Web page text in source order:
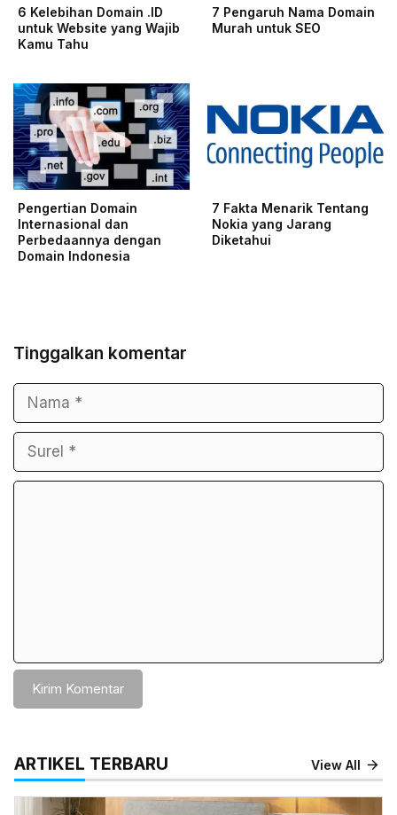
6 Kelebihan Domain .ID
untuk Website yang Wajib
Kamu Tahu
7 Pengaruh Nama Domain
Murah untuk SEO
Pengertian Domain
Internasional dan
Perbedaannya dengan
Domain Indonesia
7 Fakta Menarik Tentang
Nokia yang Jarang
Diketahui
Tinggalkan komentar
Nama
Surel
Komentar
ARTIKEL TERBARU View All